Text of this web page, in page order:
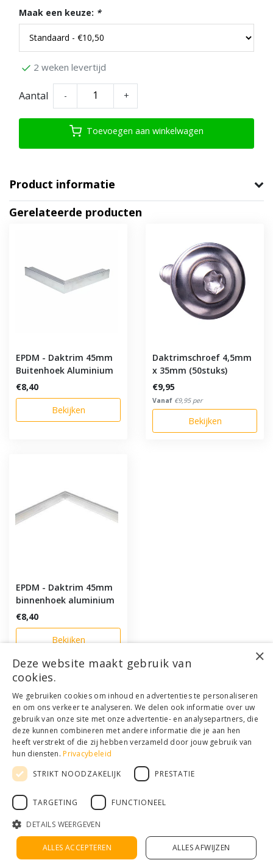
Maak een keuze: *
2 weken levertijd
Aantal - +
Toevoegen aan winkelwagen
Product informatie
Gerelateerde producten
EPDM - Daktrim 45mm
Buitenhoek Aluminium
€8,40
Bekijken
Daktrimschroef 4,5mm
x 35mm (50stuks)
€9,95
Vanaf €9,95 per
Bekijken
EPDM - Daktrim 45mm
binnenhoek aluminium
€8,40
Bekijken
Klantenservice
Mijn account
Categorieën
Contactgegevens
© Copyright 2026 - Houthandel Schrijver | RealisatieLadsgo.online
Feed
×
Deze website maakt gebruik van
cookies.
We gebruiken cookies om inhoud en advertenties te personaliseren
en om ons verkeer te analyseren. We delen ook informatie over uw
gebruik van onze site met onze advertentie- en analysepartners, die
deze kunnen combineren met andere informatie die je aan hen
heeft verstrekt of die zij hebben verzameld door jouw gebruik van
hun diensten.Privacybeleid
STRIKT NOODZAKELIJK
PRESTATIE
TARGETING FUNCTIONEEL
DETAILS WEERGEVEN
ALLES ACCEPTEREN ALLES AFWIJZEN